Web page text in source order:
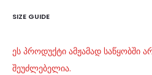
SIZE GUIDE
ეს პროდუქტი ამჟამად საწყობში
შეუძლებელია.